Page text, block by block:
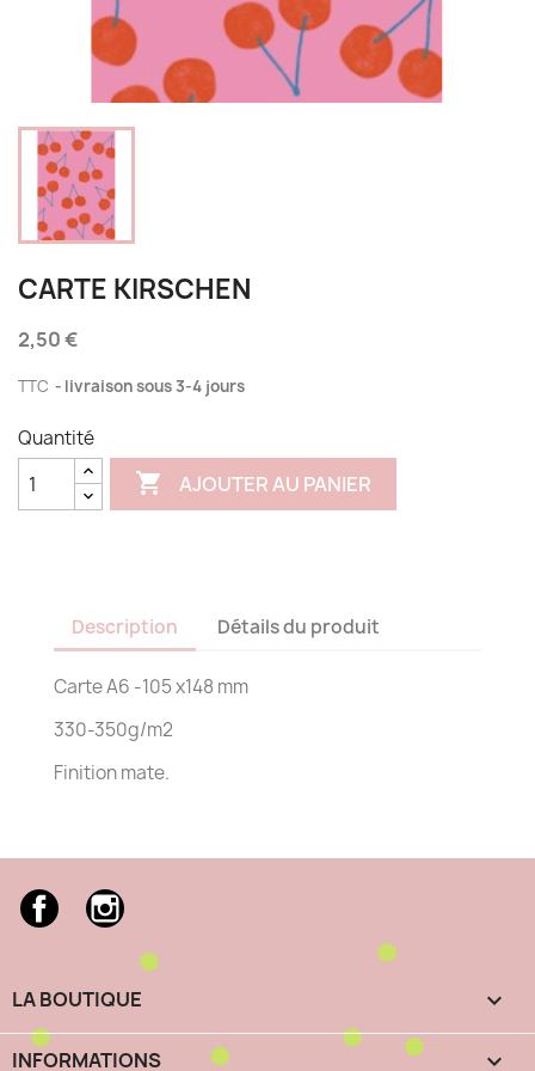
CARTE KIRSCHEN
2,50 €
TTC livraison sous 3-4 jours
Quantité
 AJOUTER AU PANIER
Description Détails du produit
Carte A6 -105 x148 mm
330-350g/m2
Finition mate.
FacebookInstagram
LA BOUTIQUE 
INFORMATIONS keyboard_arrow_down